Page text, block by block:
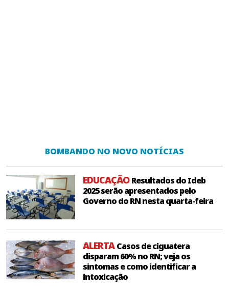
BOMBANDO NO NOVO NOTÍCIAS
EDUCAÇÃOResultados do Ideb
2025 serão apresentados pelo
Governo do RN nesta quarta-feira
ALERTACasos de ciguatera
disparam 60% no RN; veja os
sintomas e como identificar a
intoxicação